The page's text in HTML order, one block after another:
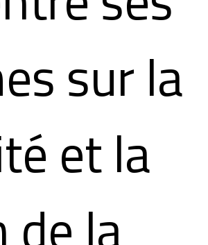
sur la
et la